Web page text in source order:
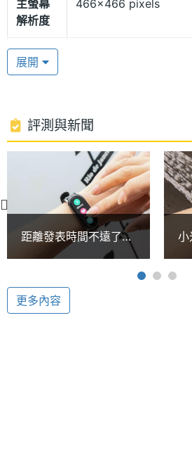
體驗，腕帶提供子夜黑或春日粉
推出多彩繽紛的腕帶可額外選購
己穿搭風格與喜好更換；續航方
續航力，採用磁吸式充電設計。
全天候 SpO2 血氧偵測
Xiaomi 手環 8 Active 搭載光學
天候心率偵測、睡眠偵測、全天
壓力偵測、女性健康追蹤，全天
設定傳送血氧飽和度過低的相關
身體狀況；運動方面，擁有 50
小米運動健康應用程式，能夠記
主螢幕
解析度
466x466 pixels
主螢幕
像素密
主螢幕
材質
TFT
Yes
電池容
210 mAh
單機使
展開
評測與新聞
距離發表時間不遠了？
小米手環9代傳通過多
小
更多內容